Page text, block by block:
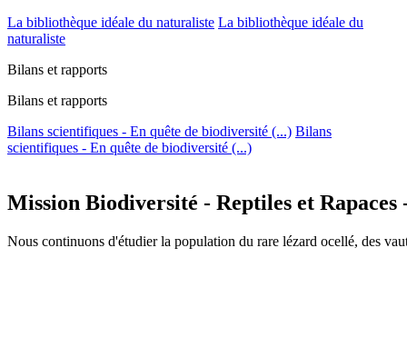
La bibliothèque idéale du naturaliste La bibliothèque idéale du
naturaliste
Bilans et rapports
Bilans et rapports
Bilans scientifiques - En quête de biodiversité (...) Bilans
scientifiques - En quête de biodiversité (...)
Mission Biodiversité - Reptiles et Rapaces
Nous continuons d'étudier la population du rare lézard ocellé, des